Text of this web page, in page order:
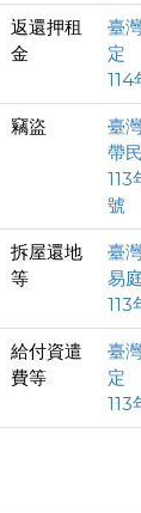
返還押租
金
臺
定
竊盜
臺
帶
號
拆屋還地
等
臺
易
113
給付資遣
費等
臺
定